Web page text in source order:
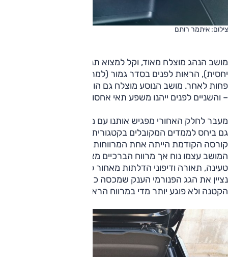
צילום: איתמר רותם
מושב הנהג מוצלח מאוד, וקל למצוא תנחת נהיגה טובה (נמוכה
יחסית), הראות לפנים בסדר גמור (למרות קו הגג הנמוך), קצת
פחות לאחר. מושב הנוסע מוצלח גם הוא וזה כולל עיגוני איזופיקס
– והשניים לפנים ייהנו משפע תאי אחסון ומקומות לבקבוקים.
מעבר לחלק האחורי מפגיש אותנו עם מרחב סביר-אך-לא-אדיר,
גם ביחס לממדים המקובלים בקטגורית הגודל הצנועה הזו. אופל
קורסה הקודמת הייתה אחת המרווחות בקבוצה – זו רק ”בסדר“.
המושב עצמו נוח אך מרווח הברכיים מצומצם למדי. גם אין שקעי
טעינה, תאורה ודיפוני הדלתות מאחור פשוטים ונוקשים. לחיוב
נציין את הגג הפנורמי הענק שמכסה כמעט את כל גג המכונית
הקטנה ולא פוגע יותר מדי במרווח הראש.